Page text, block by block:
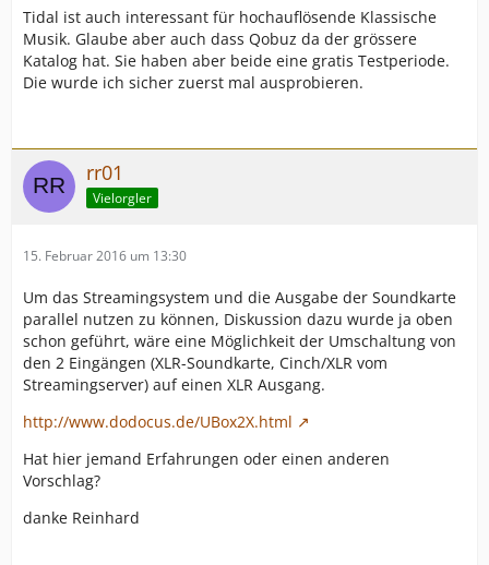
Tidal ist auch interessant für hochauflösende Klassische
Musik. Glaube aber auch dass Qobuz da der grössere
Katalog hat. Sie haben aber beide eine gratis Testperiode.
Die wurde ich sicher zuerst mal ausprobieren.
rr01
Vielorgler
15. Februar 2016 um 13:30
Um das Streamingsystem und die Ausgabe der Soundkarte
parallel nutzen zu können, Diskussion dazu wurde ja oben
schon geführt, wäre eine Möglichkeit der Umschaltung von
den 2 Eingängen (XLR-Soundkarte, Cinch/XLR vom
Streamingserver) auf einen XLR Ausgang.
http://www.dodocus.de/UBox2X.html
Hat hier jemand Erfahrungen oder einen anderen
Vorschlag?
danke Reinhard